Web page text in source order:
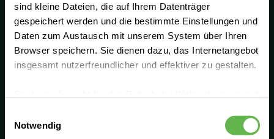
sind kleine Dateien, die auf Ihrem Datenträger
gespeichert werden und die bestimmte Einstellungen und
Daten zum Austausch mit unserem System über Ihren
Browser speichern. Sie dienen dazu, das Internetangebot
insgesamt nutzerfreundlicher und effektiver zu gestalten.
eingesetzt werden.
Notwendig
Höchste Qualität erreichen wir durch
Professionalität und enge Zusammenarbeit.
Deshalb tauschen wir uns in unserem
Netzwerk aus und entwickeln uns fachlich
beste Lösung für unsere Patient:innen. Mit
unseren gebündelten Stärken und unserem
Fachwissen bieten wir eine vollumfängliche